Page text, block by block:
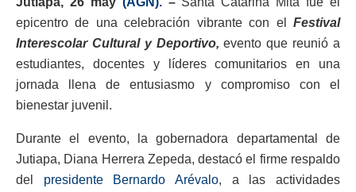
epicentro de una celebración vibrante con el Festival
Interescolar Cultural y Deportivo, evento que reunió a
estudiantes, docentes y líderes comunitarios en una
jornada llena de entusiasmo y compromiso con el
bienestar juvenil.
Durante el evento, la gobernadora departamental de
Jutiapa, Diana Herrera Zepeda, destacó el firme respaldo
del presidente Bernardo Arévalo, a las actividades